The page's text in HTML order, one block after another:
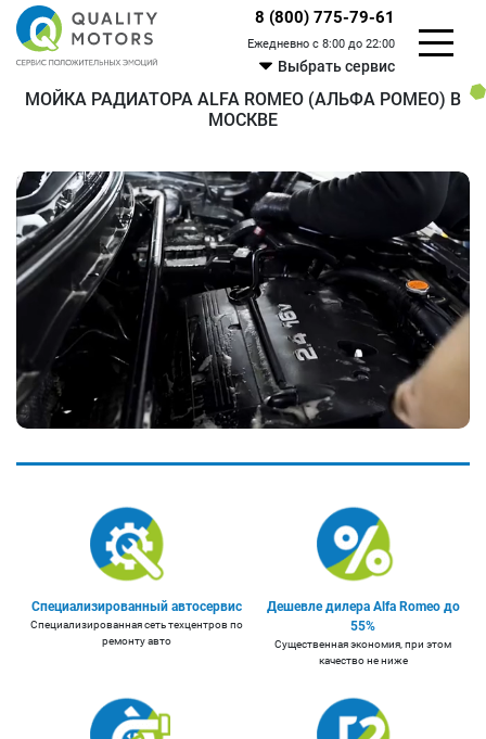
8 (800) 775-79-61
Ежедневно с 8:00 до 22:00
Выбрать сервис
МОЙКА РАДИАТОРА ALFA ROMEO (АЛЬФА РОМЕО) В
МОСКВЕ
Специализированный автосервис
Специализированная сеть техцентров по
ремонту авто
Дешевле дилера Alfa Romeo до
55%
Существенная экономия, при этом
качество не ниже